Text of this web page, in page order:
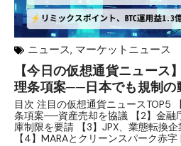
ニュース, マーケットニュース
【今日の仮想通貨ニュース
理条項案──日本でも規制の
目次 注目の仮想通貨ニュースTOP5
条項案──資産売却を協議 【2】金融
庫制限を要請 【3】JPX、業態転換
【4】MARAとクリーンスパーク赤字